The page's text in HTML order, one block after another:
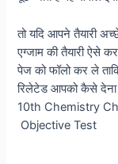
तो यदि आपने तैयारी
एग्जाम की तैयारी ऐसे
पेज को फॉलो कर ले
रिलेटेड आपको कैसे देना
10th Chemistry
Objective Test